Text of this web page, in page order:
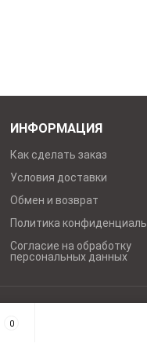
ИНФОРМАЦИЯ
Как сделать заказ
Условия доставки
Обмен и возврат
Политика
Согласие на обработку
персональных данных
0